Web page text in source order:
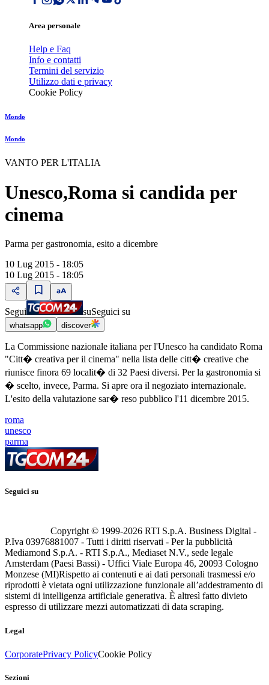
Area personale
Help e Faq
Info e contatti
Termini del servizio
Utilizzo dati e privacy
Cookie Policy
Mondo
Mondo
VANTO PER L'ITALIA
Unesco,Roma si candida per
cinema
Parma per gastronomia, esito a dicembre
10 Lug 2015 - 18:05
10 Lug 2015 - 18:05
Segui suSeguici su
whatsapp discover
La Commissione nazionale italiana per l'Unesco ha candidato Roma
"Citt� creativa per il cinema" nella lista delle citt� creative che
riunisce finora 69 localit� di 32 Paesi diversi. Per la gastronomia si
� scelto, invece, Parma. Si apre ora il negoziato internazionale.
L'esito della valutazione sar� reso pubblico l'11 dicembre 2015.
roma
unesco
parma
Seguici su
Copyright © 1999-2026 RTI S.p.A. Business Digital -
P.Iva 03976881007 - Tutti i diritti riservati - Per la pubblicità
Mediamond S.p.A. - RTI S.p.A., Mediaset N.V., sede legale
Amsterdam (Paesi Bassi) - Uffici Viale Europa 46, 20093 Cologno
Monzese (MI)Rispetto ai contenuti e ai dati personali trasmessi e/o
riprodotti è vietata ogni utilizzazione funzionale all’addestramento di
sistemi di intelligenza artificiale generativa. È altresì fatto divieto
espresso di utilizzare mezzi automatizzati di data scraping.
Legal
CorporatePrivacy PolicyCookie Policy
Sezioni